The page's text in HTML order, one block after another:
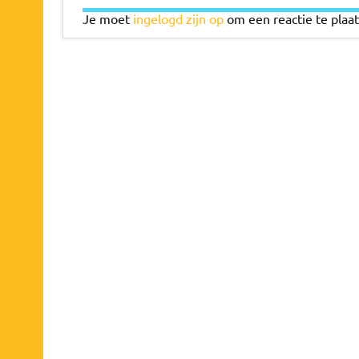
Je moet ingelogd zijn opom een reactie te